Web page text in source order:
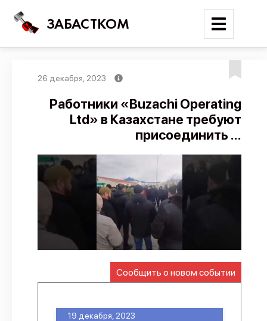
ЗАБАСТКОМ
Поиск
Новости
Трудовые конфликты
Отчеты
Предложить публикацию
Справочник
API
О проекте
26 декабря, 2023
Работники «Buzachi Operating
Ltd» в Казахстане требуют
присоединить ...
Сообщить о новом событии
19 декабря, 2023